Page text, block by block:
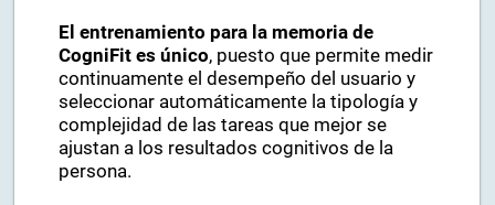
El entrenamiento para la memoria de
CogniFit es único, puesto que permite medir
continuamente el desempeño del usuario y
seleccionar automáticamente la tipología y
complejidad de las tareas que mejor se
ajustan a los resultados cognitivos de la
persona.